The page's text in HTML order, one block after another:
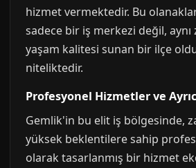
hizmet vermektedir. Bu
sadece bir iş merkezi değil,
yaşam kalitesi sunan bir ilçe
niteliktedir.
Profesyonel Hizmetler ve
Gemlik'in bu elit iş bölgesinde,
yüksek beklentilere sahip
olarak tasarlanmış bir hizmet